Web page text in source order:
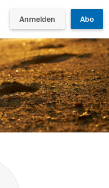
Anmelden Abo